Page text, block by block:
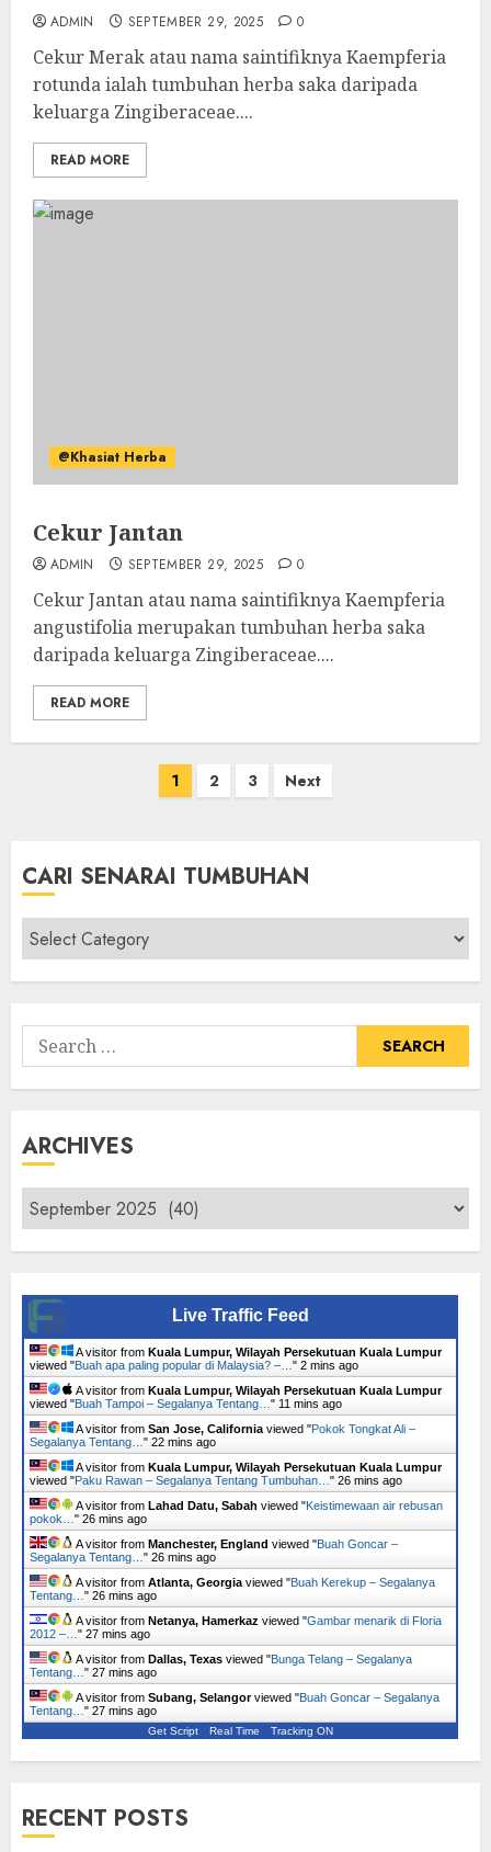
ADMIN SEPTEMBER 29, 2025 0
Cekur Merak atau nama saintifiknya Kaempferia
rotunda ialah tumbuhan herba saka daripada
keluarga Zingiberaceae....
READ MORE
@Khasiat Herba
Cekur Jantan
ADMIN SEPTEMBER 29, 2025 0
Cekur Jantan atau nama saintifiknya Kaempferia
angustifolia merupakan tumbuhan herba saka
daripada keluarga Zingiberaceae....
READ MORE
1 2 3 Next
CARI SENARAI TUMBUHAN
Cari
Senarai
Tumbuhan
Search
for:
ARCHIVES
Archives
Live Traffic Feed
A visitor from Kuala Lumpur, Wilayah Persekutuan Kuala Lumpur
viewed "Buah apa paling popular di Malaysia? –… " 2 mins ago
A visitor from Kuala Lumpur, Wilayah Persekutuan Kuala Lumpur
viewed "Buah Tampoi – Segalanya Tentang… " 11 mins ago
A visitor from San Jose, California viewed "Pokok Tongkat Ali –
Segalanya Tentang… " 22 mins ago
A visitor from Kuala Lumpur, Wilayah Persekutuan Kuala Lumpur
viewed "Paku Rawan – Segalanya Tentang Tumbuhan… " 26 mins ago
A visitor from Lahad Datu, Sabah viewed "Keistimewaan air rebusan
pokok… " 26 mins ago
A visitor from Manchester, England viewed "Buah Goncar –
Segalanya Tentang… " 26 mins ago
A visitor from Atlanta, Georgia viewed "Buah Kerekup – Segalanya
Tentang… " 26 mins ago
A visitor from Netanya, Hamerkaz viewed "Gambar menarik di Floria
2012 –… " 27 mins ago
A visitor from Dallas, Texas viewed "Bunga Telang – Segalanya
Tentang… " 27 mins ago
A visitor from Subang, Selangorviewed "Buah Goncar – Segalanya
Tentang… " 27 mins ago
Get Script Real Time Tracking ON
RECENT POSTS